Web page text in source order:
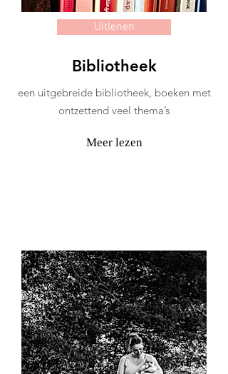
Uitlenen
Bibliotheek
een uitgebreide bibliotheek, boeken met
ontzettend veel thema’s
Meer lezen